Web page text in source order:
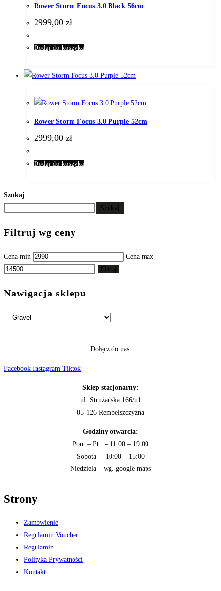
Rower Storm Focus 3.0 Black 56cm
2999,00 zł
Dodaj do koszyka
Rower Storm Focus 3.0 Purple 52cm
2999,00 zł
Dodaj do koszyka
Szukaj
Szukaj
Filtruj wg ceny
Cena min
Cena max
Filtruj
Nawigacja sklepu
Dołącz do nas:
Facebook Instagram Tiktok
Sklep stacjonarny:
ul. Strużańska 166/u1
05-126 Rembelszczyzna
Godziny otwarcia:
Pon. – Pt. – 11:00 – 19:00
Sobota – 10:00 – 15:00
Niedziela – wg. google maps
Strony
Zamówienie
Regulamin Voucher
Regulamin
Polityka Prywatności
Kontakt